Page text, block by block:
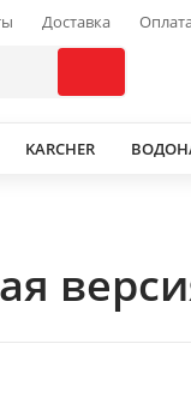
Доставка
KARCHER